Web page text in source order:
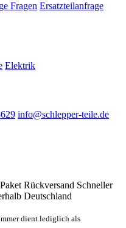
Fragen Ersatzteilanfrage
Elektrik
info@schlepper-teile.de
Rückversand Schneller
Deutschland
dient lediglich als